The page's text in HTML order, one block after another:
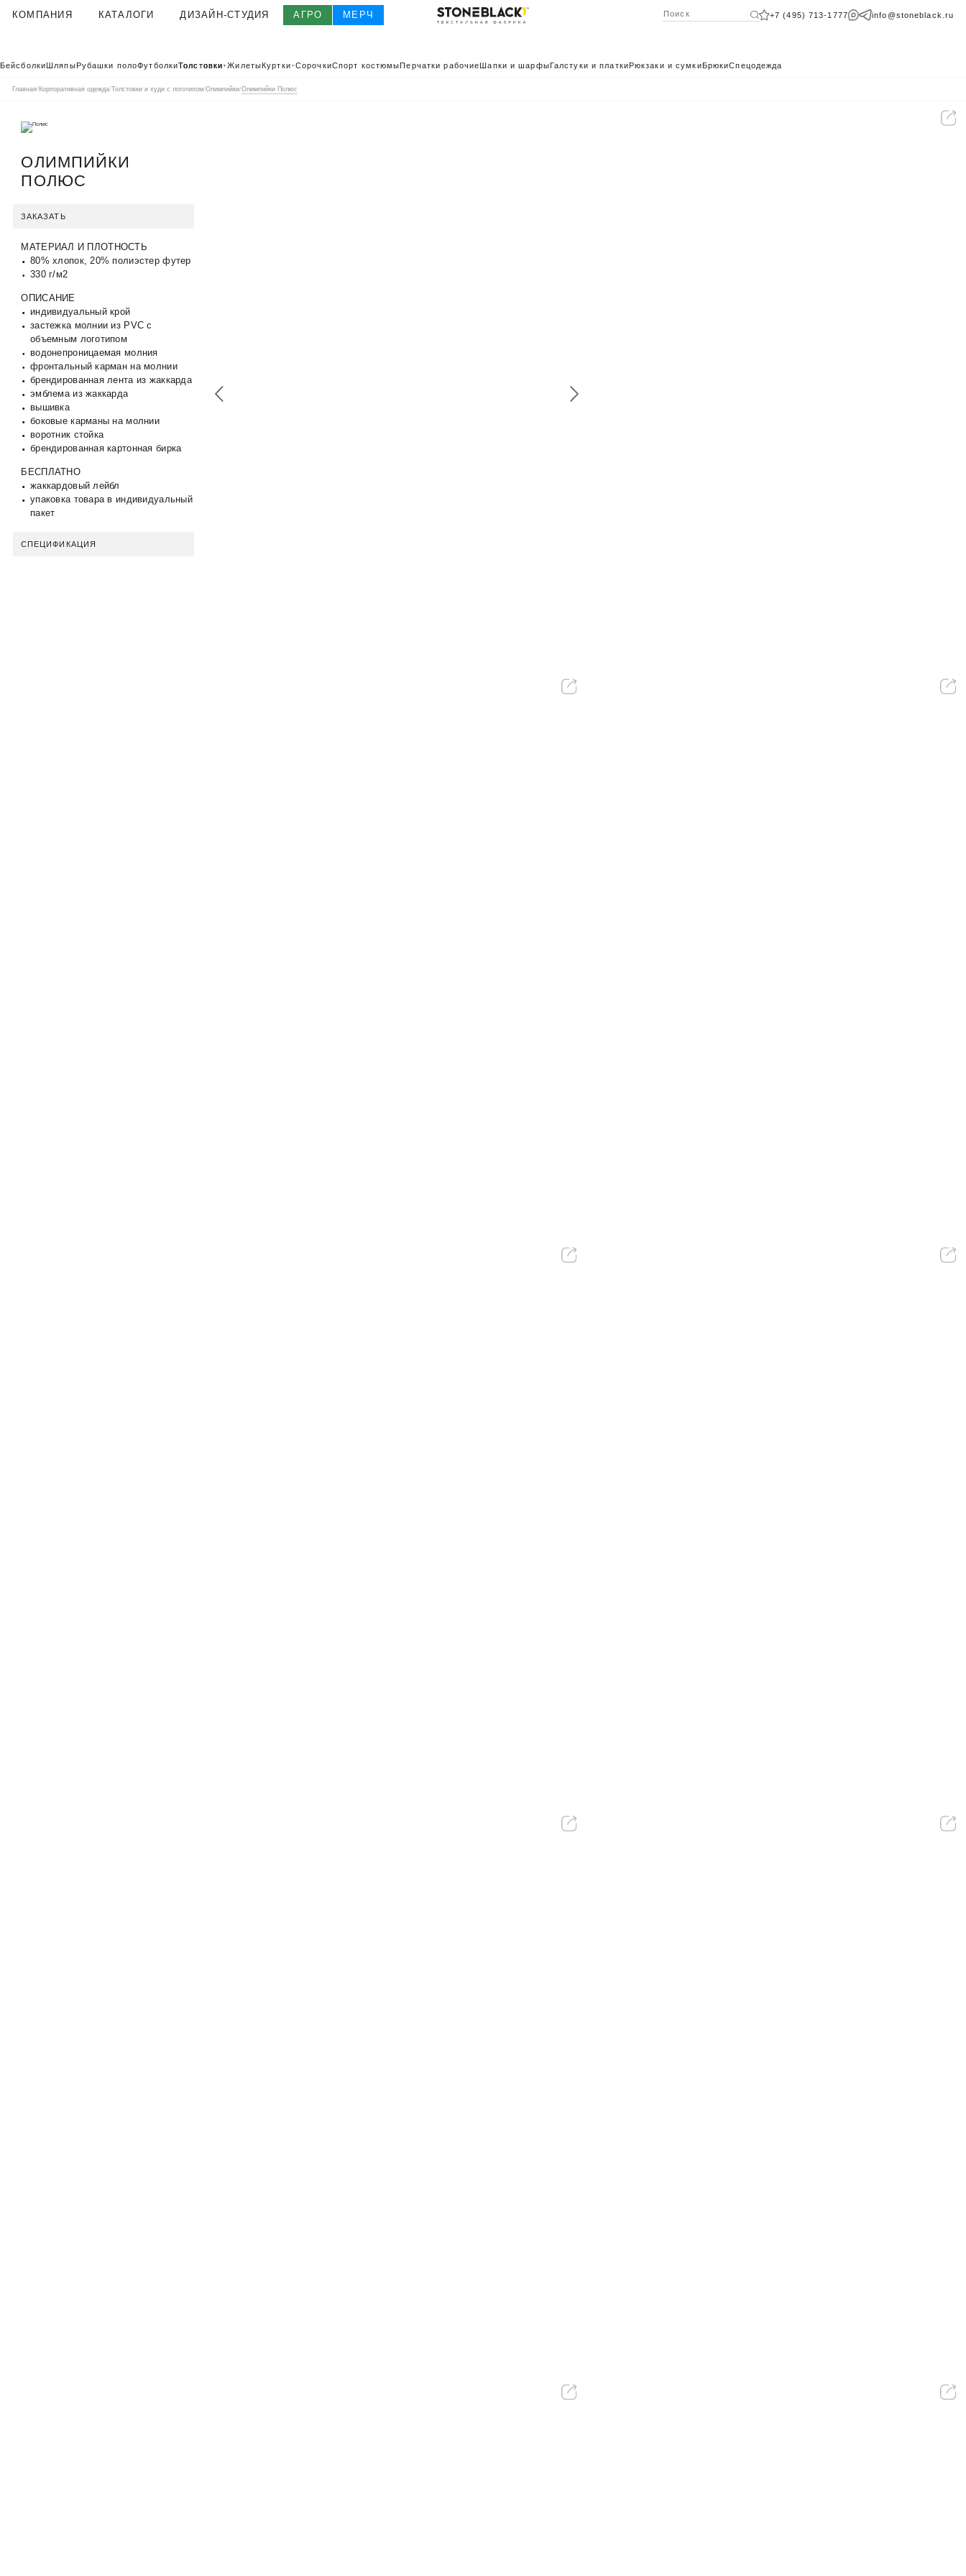
КОМПАНИЯ
О КОМПАНИИ
ПОЛЬЗОВАТЕЛЬСКОЕ СОГЛАШЕНИЕ
ГАРАНТИИ И КАЧЕСТВО
ВАКАНСИИ
КОНТАКТЫ
КАТАЛОГИ ДИЗАЙН-СТУДИЯ АГРО МЕРЧ +7 (495) 713-1777 info@stoneblack.ru
БейсболкиШляпыРубашки полоФутболкиТолстовки ▼ ЖилетыКуртки ▼ СорочкиСпорт костюмыПерчатки рабочиеШапки и шарфыГалстуки и платкиРюкзаки и сумкиБрюкиСпецодежда
Главная/ Корпоративная одежда/Толстовки и худи с логотипом/Олимпийки/Олимпийки Полюс
ОЛИМПИЙКИ
ПОЛЮС
ЗАКАЗАТЬ
МАТЕРИАЛ И ПЛОТНОСТЬ
80% хлопок, 20% полиэстер футер
330 г/м2
ОПИСАНИЕ
индивидуальный крой
застежка молнии из PVC c
объемным логотипом
водонепроницаемая молния
фронтальный карман на молнии
брендированная лента из жаккарда
эмблема из жаккарда
вышивка
боковые карманы на молнии
воротник стойка
брендированная картонная бирка
БЕСПЛАТНО
жаккардовый лейбл
упаковка товара в индивидуальный
пакет
СПЕЦИФИКАЦИЯ